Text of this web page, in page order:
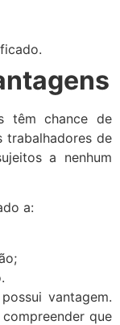
têm chance de
trabalhadores de
a nenhum
a:
vantagem.
que